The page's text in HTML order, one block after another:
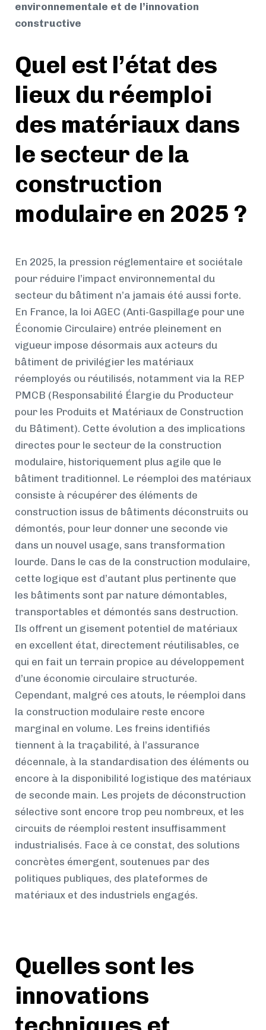
environnementale et de l’innovation
constructive
Quel est l’état des
lieux du réemploi
des matériaux dans
le secteur de la
construction
modulaire en 2025 ?
En 2025, la pression réglementaire et sociétale
pour réduire l’impact environnemental du
secteur du bâtiment n’a jamais été aussi forte.
En France, la loi AGEC (Anti-Gaspillage pour une
Économie Circulaire) entrée pleinement en
vigueur impose désormais aux acteurs du
bâtiment de privilégier les matériaux
réemployés ou réutilisés, notamment via la REP
PMCB (Responsabilité Élargie du Producteur
pour les Produits et Matériaux de Construction
du Bâtiment). Cette évolution a des implications
directes pour le secteur de la construction
modulaire, historiquement plus agile que le
bâtiment traditionnel. Le réemploi des matériaux
consiste à récupérer des éléments de
construction issus de bâtiments déconstruits ou
démontés, pour leur donner une seconde vie
dans un nouvel usage, sans transformation
lourde. Dans le cas de la construction modulaire,
cette logique est d’autant plus pertinente que
les bâtiments sont par nature démontables,
transportables et démontés sans destruction.
Ils offrent un gisement potentiel de matériaux
en excellent état, directement réutilisables, ce
qui en fait un terrain propice au développement
d’une économie circulaire structurée.
Cependant, malgré ces atouts, le réemploi dans
la construction modulaire reste encore
marginal en volume. Les freins identifiés
tiennent à la traçabilité, à l’assurance
décennale, à la standardisation des éléments ou
encore à la disponibilité logistique des matériaux
de seconde main. Les projets de déconstruction
sélective sont encore trop peu nombreux, et les
circuits de réemploi restent insuffisamment
industrialisés. Face à ce constat, des solutions
concrètes émergent, soutenues par des
politiques publiques, des plateformes de
matériaux et des industriels engagés.
Quelles sont les
innovations